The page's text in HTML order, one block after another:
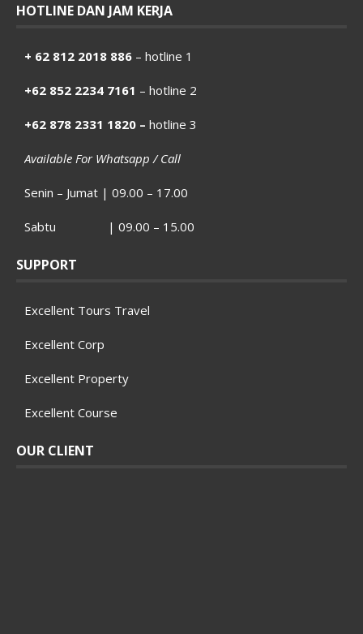
HOTLINE DAN JAM KERJA
+ 62 812 2018 886 – hotline 1
+62 852 2234 7161 – hotline 2
+62 878 2331 1820 – hotline 3
Available For Whatsapp / Call
Senin – Jumat | 09.00 – 17.00
Sabtu | 09.00 – 15.00
SUPPORT
Excellent Tours Travel
Excellent Corp
Excellent Property
Excellent Course
OUR CLIENT